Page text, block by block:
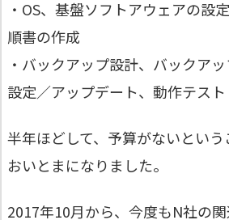
・OS、基盤ソフトアウェアの設
順書の作成
・バックアップ設計、バックア
設定／アップデート、動作テスト
半年ほどして、予算がないという
おいとまになりました。
2017年10月から、今度もN社の